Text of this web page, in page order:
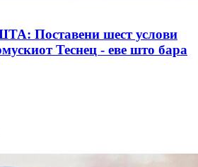
Поставени шест услови
Теснец - еве што бара